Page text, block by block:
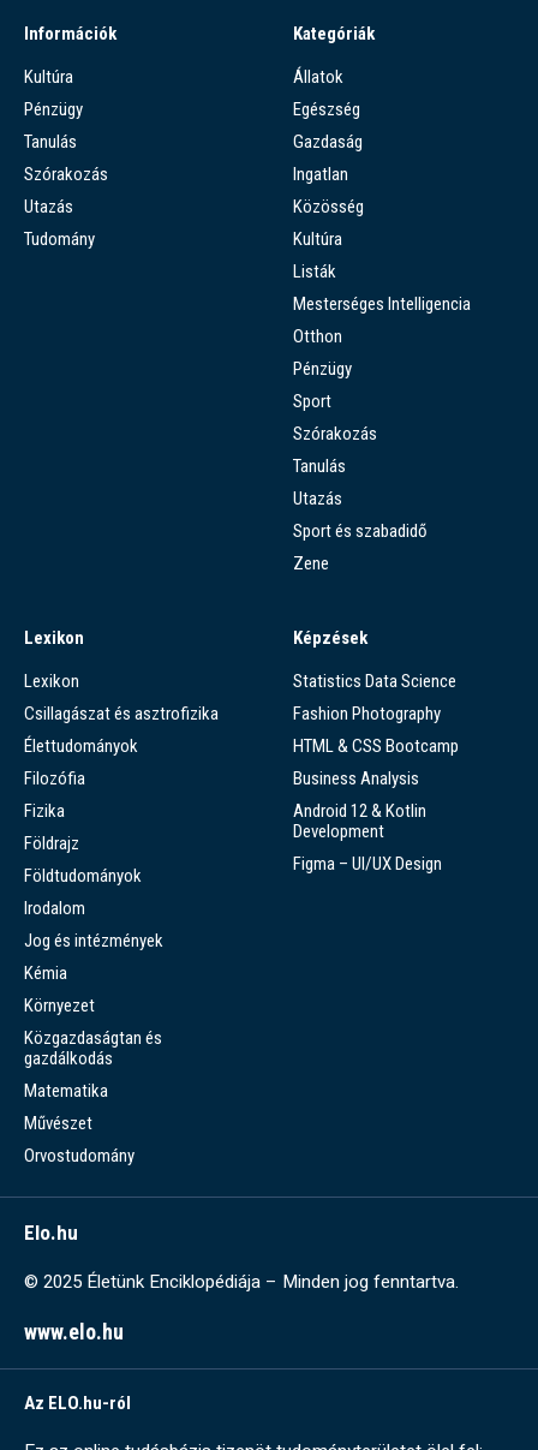
Információk
Kultúra
Pénzügy
Tanulás
Szórakozás
Utazás
Tudomány
Kategóriák
Állatok
Egészség
Gazdaság
Ingatlan
Közösség
Kultúra
Listák
Mesterséges Intelligencia
Otthon
Pénzügy
Sport
Szórakozás
Tanulás
Utazás
Sport és szabadidő
Zene
Lexikon
Lexikon
Csillagászat és asztrofizika
Élettudományok
Filozófia
Fizika
Földrajz
Földtudományok
Irodalom
Jog és intézmények
Kémia
Környezet
Közgazdaságtan és
gazdálkodás
Matematika
Művészet
Orvostudomány
Képzések
Statistics Data Science
Fashion Photography
HTML & CSS Bootcamp
Business Analysis
Android 12 & Kotlin
Development
Figma – UI/UX Design
Elo.hu
© 2025 Életünk Enciklopédiája – Minden jog fenntartva.
www.elo.hu
Az ELO.hu-ról